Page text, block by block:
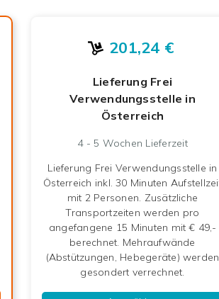
201,24 €
Lieferung Frei
Verwendungsstelle in
Österreich
4 - 5 Wochen Lieferzeit
Lieferung Frei Verwendungsstelle in
Österreich inkl. 30 Minuten
mit 2 Personen. Zusätzliche
Transportzeiten werden pro
angefangene 15 Minuten mit € 49,-
berechnet. Mehraufwände
(Abstützungen, Hebegeräte) werden
gesondert verrechnet.